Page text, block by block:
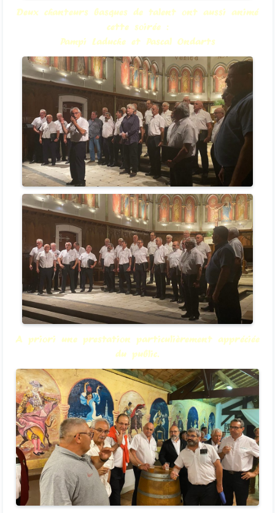
Deux chanteurs basques de talent ont aussi animé
cette soirée :
Pampi Laduche et Pascal Ondarts
A priori une prestation particulièrement appréciée
du public.